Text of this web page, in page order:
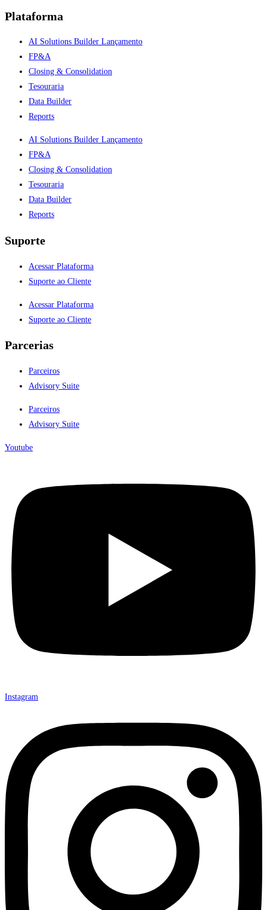
Plataforma
AI Solutions Builder Lançamento
FP&A
Closing & Consolidation
Tesouraria
Data Builder
Reports
AI Solutions Builder Lançamento
FP&A
Closing & Consolidation
Tesouraria
Data Builder
Reports
Suporte
Acessar Plataforma
Suporte ao Cliente
Acessar Plataforma
Suporte ao Cliente
Parcerias
Parceiros
Advisory Suite
Parceiros
Advisory Suite
Youtube
Instagram